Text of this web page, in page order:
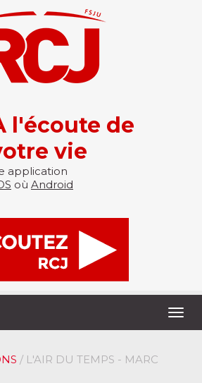
l'écoute de
vie
application
où Android
/ L'AIR DU TEMPS - MARC